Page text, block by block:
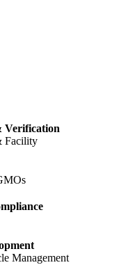
Verification
Facility
Management